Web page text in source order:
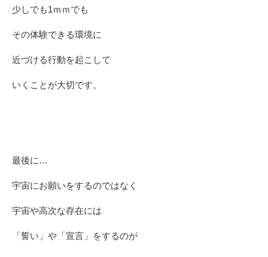
少しでも1ｍｍでも
その体験できる環境に
近づける行動を起こして
いくことが大切です。
最後に…
宇宙にお願いをするのではなく
宇宙や高次な存在には
「誓い」や「宣言」をするのが